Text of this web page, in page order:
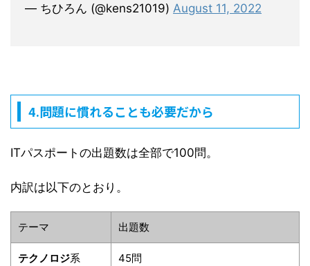
— ちひろん (@kens21019) August 11, 2022
4.問題に慣れることも必要だから
ITパスポートの出題数は全部で100問。
内訳は以下のとおり。
テーマ 出題数
テクノロジ系 45問